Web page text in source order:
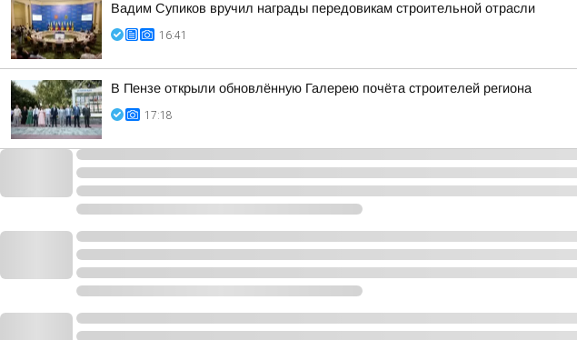
Вадим Супиков вручил награды передовикам строительной отрасли
16:41
В Пензе открыли обновлённую Галерею почёта строителей региона
17:18